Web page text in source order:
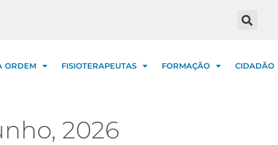
ORDEM FISIOTERAPEUTAS FORMAÇÃO CIDADÃO
2026